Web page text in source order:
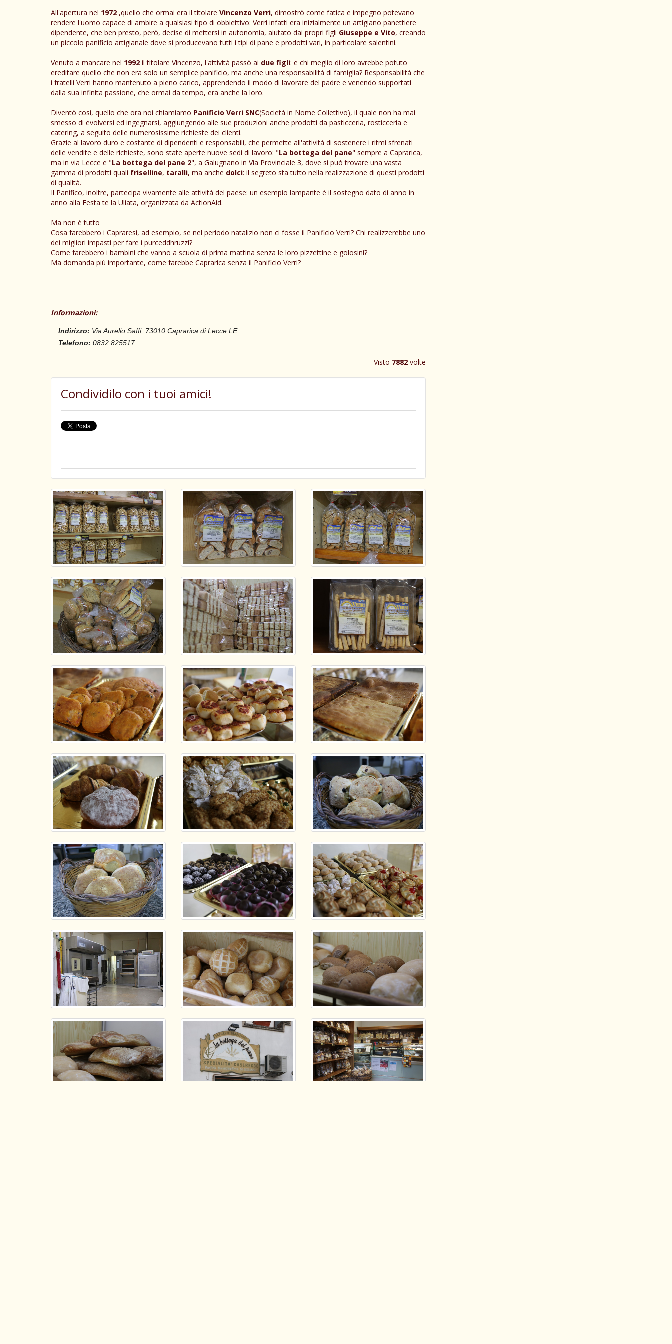
All'apertura nel 1972 ,quello che ormai era il titolare Vincenzo Verri, dimostrò come fatica e impegno potevano
rendere l'uomo capace di ambire a qualsiasi tipo di obbiettivo: Verri infatti era inizialmente un artigiano panettiere
dipendente, che ben presto, però, decise di mettersi in autonomia, aiutato dai propri figli Giuseppe e Vito, creando
un piccolo panificio artigianale dove si producevano tutti i tipi di pane e prodotti vari, in particolare salentini.
Venuto a mancare nel 1992 il titolare Vincenzo, l'attività passò ai due figli: e chi meglio di loro avrebbe potuto
ereditare quello che non era solo un semplice panificio, ma anche una responsabilità di famiglia? Responsabilità che
i fratelli Verri hanno mantenuto a pieno carico, apprendendo il modo di lavorare del padre e venendo supportati
dalla sua infinita passione, che ormai da tempo, era anche la loro.
Diventò così, quello che ora noi chiamiamo Panificio Verri SNC(Società in Nome Collettivo), il quale non ha mai
smesso di evolversi ed ingegnarsi, aggiungendo alle sue produzioni anche prodotti da pasticceria, rosticceria e
catering, a seguito delle numerosissime richieste dei clienti.
Grazie al lavoro duro e costante di dipendenti e responsabili, che permette all'attività di sostenere i ritmi sfrenati
delle vendite e delle richieste, sono state aperte nuove sedi di lavoro: "La bottega del pane" sempre a Caprarica,
ma in via Lecce e "La bottega del pane 2", a Galugnano in Via Provinciale 3, dove si può trovare una vasta
gamma di prodotti quali friselline, taralli, ma anche dolci: il segreto sta tutto nella realizzazione di questi prodotti
di qualità.
Il Panifico, inoltre, partecipa vivamente alle attività del paese: un esempio lampante è il sostegno dato di anno in
anno alla Festa te la Uliata, organizzata da ActionAid.
Ma non è tutto
Cosa farebbero i Capraresi, ad esempio, se nel periodo natalizio non ci fosse il Panificio Verri? Chi realizzerebbe uno
dei migliori impasti per fare i purceddhruzzi?
Come farebbero i bambini che vanno a scuola di prima mattina senza le loro pizzettine e golosini?
Ma domanda più importante, come farebbe Caprarica senza il Panificio Verri?
Informazioni:
Indirizzo: Via Aurelio Saffi, 73010 Caprarica di Lecce LE
Telefono: 0832 825517
Visto 7882 volte
Condividilo con i tuoi amici!